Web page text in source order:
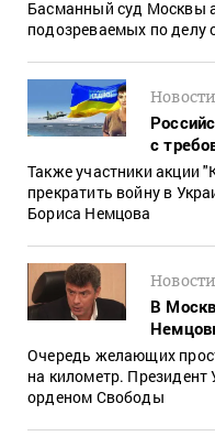
Басманный суд Москвы
подозреваемых по делу
Новости
с
Также участники акции
прекратить войну в
Бориса Немцова
Новости
В
Очередь желающих
на километр.
орденом Свободы